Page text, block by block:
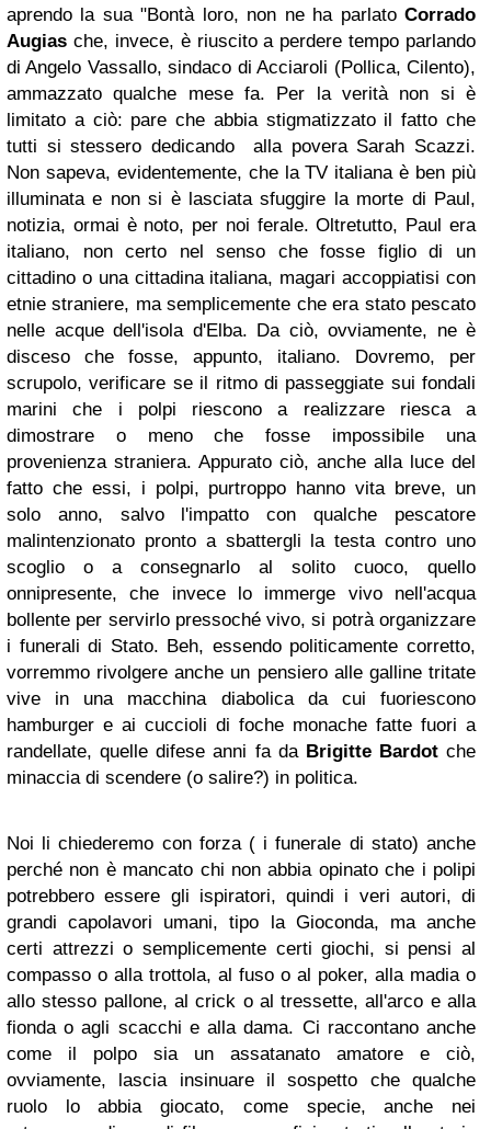
aprendo la sua "Bontà loro, non ne ha parlato Corrado
Augias che, invece, è riuscito a perdere tempo parlando
di Angelo Vassallo, sindaco di Acciaroli (Pollica, Cilento),
ammazzato qualche mese fa. Per la verità non si è
limitato a ciò: pare che abbia stigmatizzato il fatto che
tutti si stessero dedicando
alla povera Sarah Scazzi.
Non sapeva, evidentemente, che la TV italiana è ben più
illuminata e non si è lasciata sfuggire la morte di Paul,
notizia, ormai è noto, per noi ferale. Oltretutto, Paul era
italiano, non certo nel senso che fosse figlio di un
cittadino o una cittadina italiana, magari accoppiatisi con
etnie straniere, ma semplicemente che era stato pescato
nelle acque dell'isola d'Elba. Da ciò, ovviamente, ne è
disceso che fosse, appunto, italiano. Dovremo, per
scrupolo, verificare se il ritmo di passeggiate sui fondali
marini che i polpi riescono a realizzare riesca a
dimostrare o meno che fosse impossibile una
provenienza straniera. Appurato ciò, anche alla luce del
fatto che essi, i polpi, purtroppo hanno vita breve, un
solo anno, salvo l'impatto con qualche pescatore
malintenzionato pronto a sbattergli la testa contro uno
scoglio o a consegnarlo al solito cuoco, quello
onnipresente, che invece lo immerge vivo nell'acqua
bollente per servirlo pressoché vivo, si potrà organizzare
i funerali di Stato. Beh, essendo politicamente corretto,
vorremmo rivolgere anche un pensiero alle galline tritate
vive in una macchina diabolica da cui fuoriescono
hamburger e ai cuccioli di foche monache fatte fuori a
randellate, quelle difese anni fa da Brigitte Bardotche
minaccia di scendere (o salire?) in politica.
Noi li chiederemo con forza ( i funerale di stato) anche
perché non è mancato chi non abbia opinato che i polipi
potrebbero essere gli ispiratori, quindi i veri autori, di
grandi capolavori umani, tipo la Gioconda, ma anche
certi attrezzi o semplicemente certi giochi, si pensi al
compasso o alla trottola, al fuso o al poker, alla madia o
allo stesso pallone, al crick o al tressette, all'arco e alla
fionda o agli scacchi e alla dama. Ci raccontano anche
come il polpo sia un assatanato amatore e ciò,
ovviamente, lascia insinuare il sospetto che qualche
ruolo lo abbia giocato, come specie, anche nei